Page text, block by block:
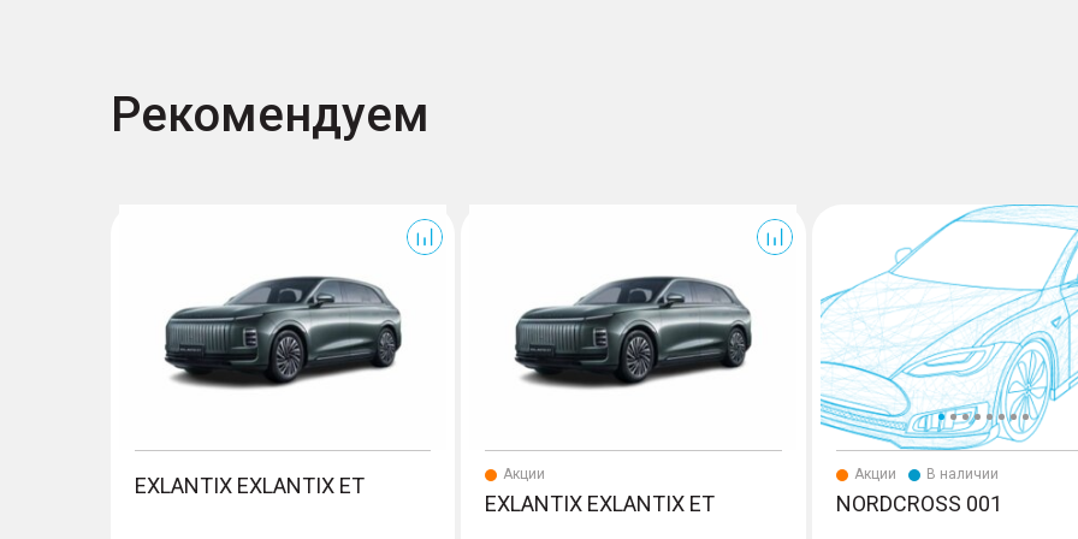
Рекомендуем
EXLANTIX EXLANTIX ET Акции
EXLANTIX EXLANTIX ET
Акции В наличии
NORDCROSS 001